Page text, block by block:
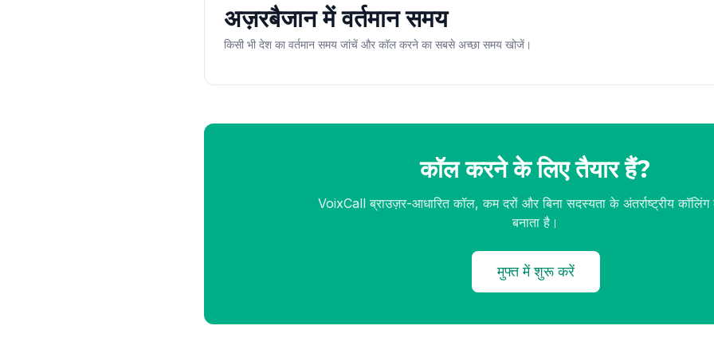
अज़रबैजान में वर्तमान समय
किसी भी देश का वर्तमान समय जांचें और कॉल करने का सबसे अच्छा समय खोजें।
कॉल करने के लिए तैयार हैं?
VoixCall ब्राउज़र-आधारित कॉल, कम दरों और बिना सदस्यता के अंतर्राष्ट्रीय
बनाता है।
मुफ्त में शुरू करें